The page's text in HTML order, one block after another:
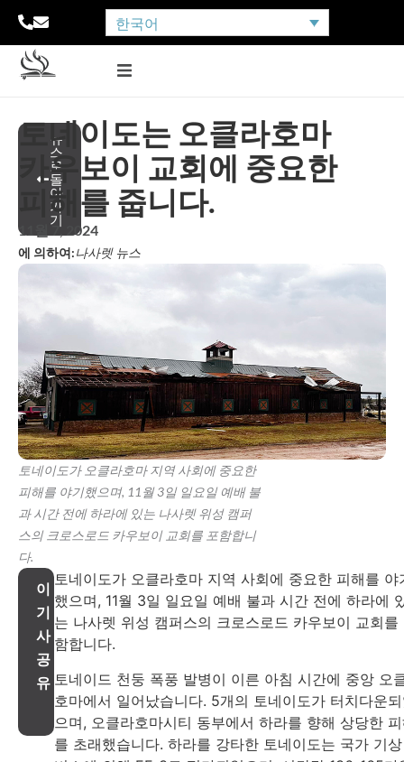
한국어
뉴
스
로
돌
아
가
기
토네이도는 오클라호마
카우보이 교회에 중요한
피해를 줍니다.
11월 7, 2024
에 의하여:나사렛 뉴스
토네이도가 오클라호마 지역 사회에 중요한
피해를 야기했으며, 11월 3일 일요일 예배 불
과 시간 전에 하라에 있는 나사렛 위성 캠퍼
스의 크로스로드 카우보이 교회를 포함합니
다.
이
기
사
공
유
토네이도가 오클라호마 지역 사회에 중요한 피해를 야
했으며, 11월 3일 일요일 예배 불과 시간 전에 하라에
는 나사렛 위성 캠퍼스의 크로스로드 카우보이 교회를
함합니다.
토네이드 천둥 폭풍 발병이 이른 아침 시간에 중앙 오
호마에서 일어났습니다. 5개의 토네이도가 터치다운
으며, 오클라호마시티 동부에서 하라를 향해 상당한
를 초래했습니다. 하라를 강타한 토네이도는 국가 기